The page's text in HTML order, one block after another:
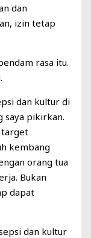
dan
izin tetap
rasa itu.
dan kultur di
saya pikirkan.
target
kembang
orang tua
Bukan
dapat
dan kultur